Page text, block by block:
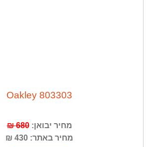
Oakley 803303
מחיר יבואן:680 ₪
מחיר באתר: 430 ₪